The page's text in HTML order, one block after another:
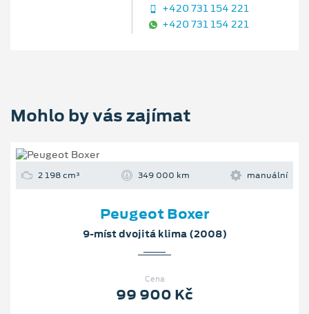
+420 731 154 221
+420 731 154 221
Mohlo by vás zajímat
2 198 cm³ 349 000 km manuální
Peugeot Boxer
9-míst dvojitá klima (2008)
Cena
99 900 Kč